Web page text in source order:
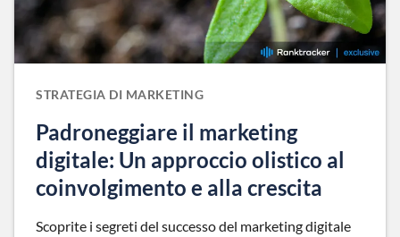
STRATEGIA DI MARKETING
Padroneggiare il marketing
digitale: Un approccio olistico al
coinvolgimento e alla crescita
Scoprite i segreti del successo del marketing digitale